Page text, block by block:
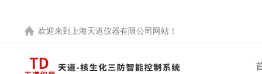
欢迎来到 上海天道仪器有限公司 网站！